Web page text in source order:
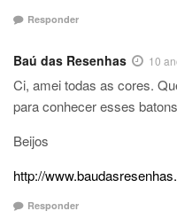
Responder
Baú das Resenhas 10
Ci, amei todas as cores.
para conhecer esses
Beijos
http://
Responder